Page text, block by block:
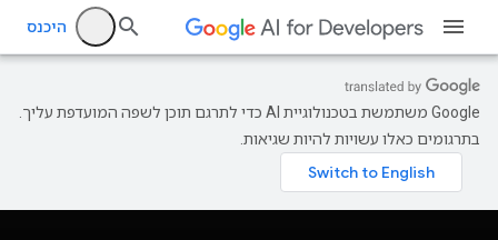
היכנס
‫Google משתמשת בטכנולוגיית AI כדי לתרגם תוכן לשפה המועדפת עליך.
בתרגומים כאלו עשויות להיות שגיאות.